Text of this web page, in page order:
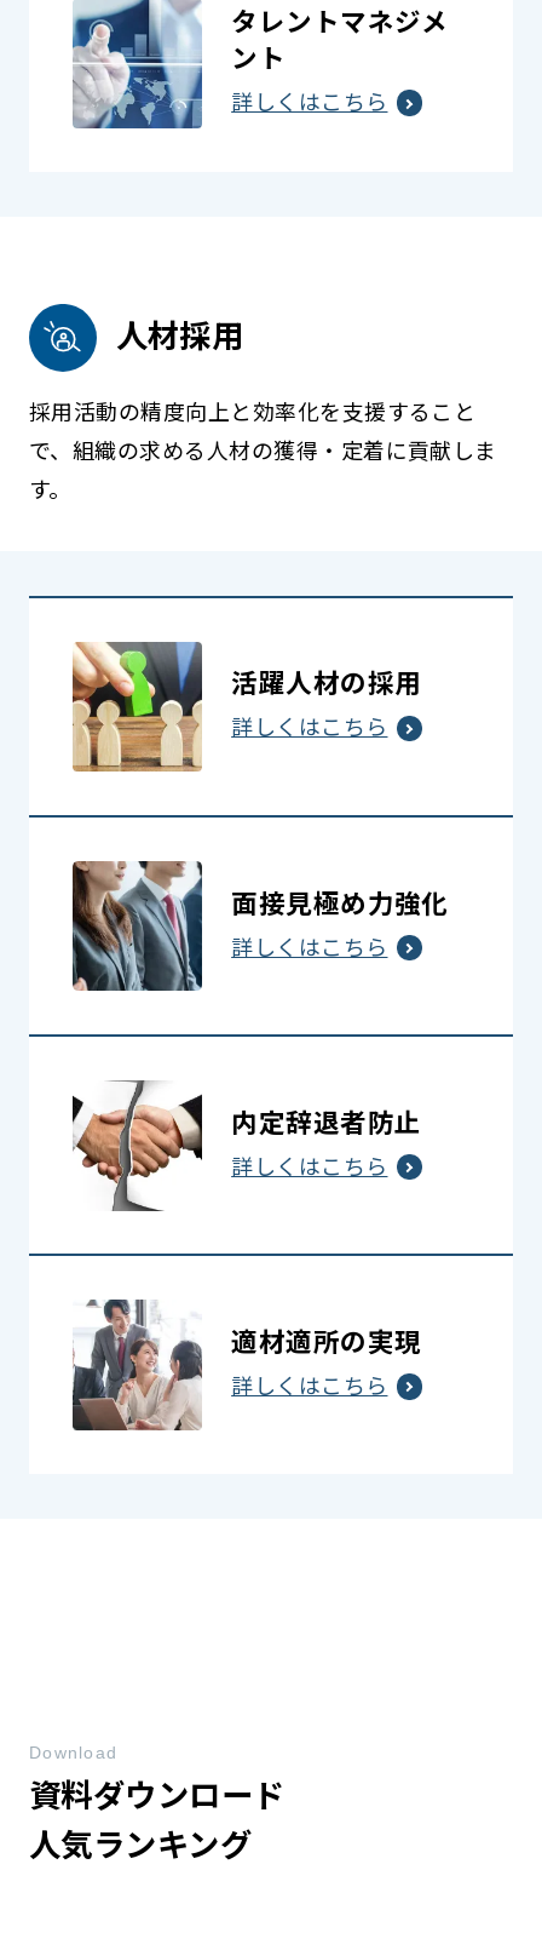
タレントマネジメ
ント
詳しくはこちら
人材採用
採用活動の精度向上と効率化を支援すること
で、組織の求める人材の獲得・定着に貢献しま
す。
活躍人材の採用
詳しくはこちら
面接見極め力強化
詳しくはこちら
内定辞退者防止
詳しくはこちら
適材適所の実現
詳しくはこちら
資料ダウンロード
人気ランキング
Download